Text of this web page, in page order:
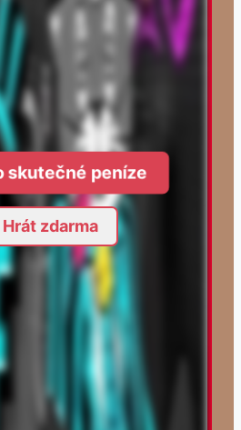
skutečné peníze
Hrát zdarma